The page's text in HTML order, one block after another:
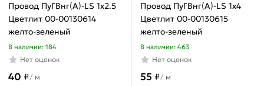
Провод ПуГВнг(А)-LS 1х2.5
Цветлит 00-00130614
желто-зеленый
В наличии: 184
Нет оценок
40 ₽/ м
Провод ПуГВнг(А)-LS 1х4
Цветлит 00-00130615
желто-зеленый
В наличии: 463
Нет оценок
55 ₽/ м